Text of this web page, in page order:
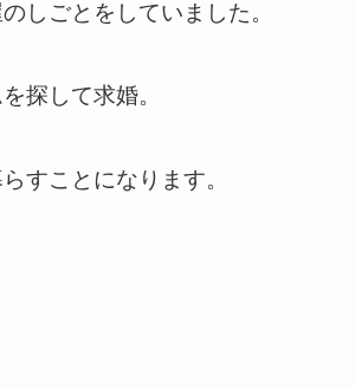
しごとをしていました。
探して求婚。
すことになります。